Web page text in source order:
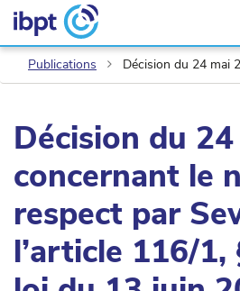
Publications Décision du 24 mai 2022 concernant le non-respect par Sewan de l’article 116/1, §1er, de la loi du 13 juin 2005 et de
Décision du
concernant le
respect par
l’article 116/1,